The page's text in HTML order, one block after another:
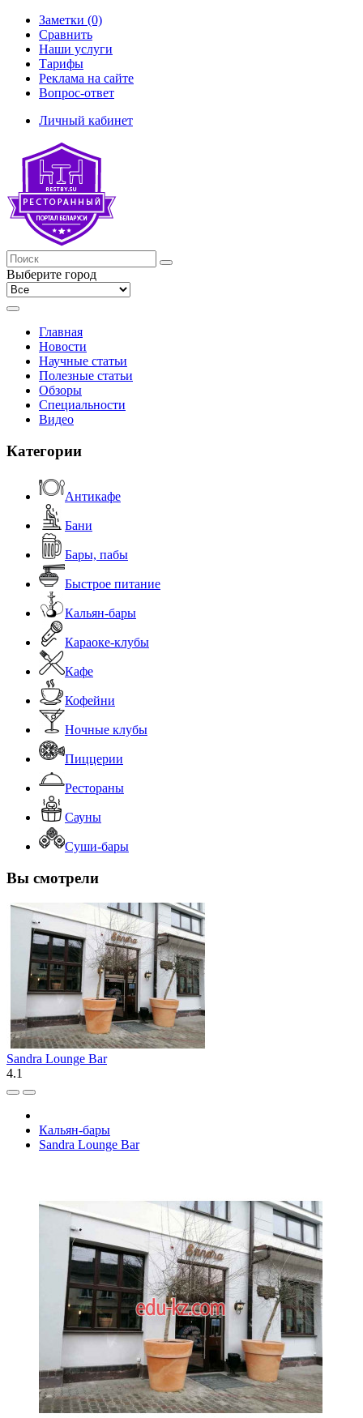
Заметки (0)
Сравнить
Наши услуги
Тарифы
Реклама на сайте
Вопрос-ответ
Личный кабинет
Выберите город
Главная
Новости
Научные статьи
Полезные статьи
Обзоры
Специальности
Видео
Категории
Антикафе
Бани
Бары, пабы
Быстрое питание
Кальян-бары
Караоке-клубы
Кафе
Кофейни
Ночные клубы
Пиццерии
Рестораны
Сауны
Суши-бары
Вы смотрели
Sandra Lounge Bar
4.1
Кальян-бары
Sandra Lounge Bar